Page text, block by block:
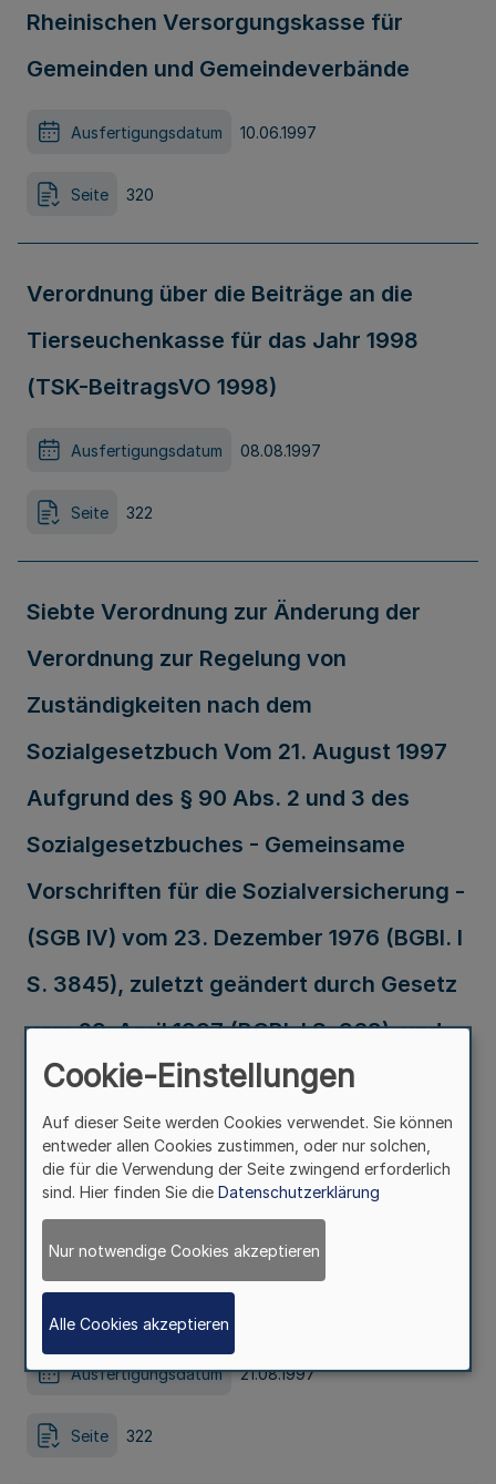
Rheinischen Versorgungskasse für
Gemeinden und Gemeindeverbände
Ausfertigungsdatum 10.06.1997
Seite 320
Verordnung über die Beiträge an die
Tierseuchenkasse für das Jahr 1998
(TSK-BeitragsVO 1998)
Ausfertigungsdatum 08.08.1997
Seite 322
Siebte Verordnung zur Änderung der
Verordnung zur Regelung von
Zuständigkeiten nach dem
Sozialgesetzbuch Vom 21. August 1997
Aufgrund des § 90 Abs. 2 und 3 des
Sozialgesetzbuches - Gemeinsame
Vorschriften für die Sozialversicherung -
(SGB IV) vom 23. Dezember 1976 (BGBl. I
S. 3845), zuletzt geändert durch Gesetz
vom 29. April 1997 (BGBl. I S. 968), und
aufgrund des § 5 der Verordnung zur
Regelung von Zuständigkeiten nach dem
Sozialgesetzbuch (ZuVO SGB) vom 13.
Dezember 1989 (GV. NW. S. 679), zuletzt
geändert durch Verordnung vom 1. Juli
Ausfertigungsdatum 21.08.1997
Seite 322
Cookie-Einstellungen
Auf dieser Seite werden Cookies verwendet. Sie können
entweder allen Cookies zustimmen, oder nur solchen,
die für die Verwendung der Seite zwingend erforderlich
sind. Hier finden Sie die Datenschutzerklärung
Nur notwendige Cookies akzeptieren
Alle Cookies akzeptieren